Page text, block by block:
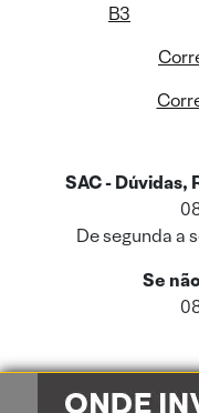
B3
SAC - Dúvidas,
De segunda a
Se
Este site usa cookies e
Cookies
e a